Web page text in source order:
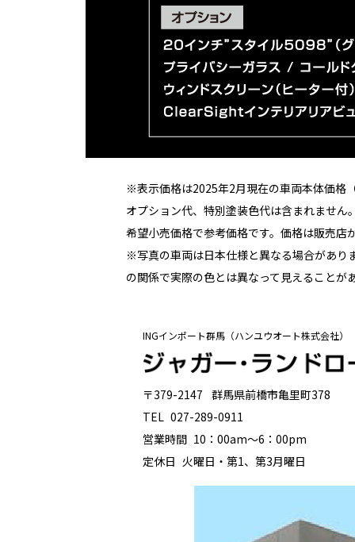
※表示価格は2025年2月現在の車両本体価格
オプション代、特別塗装色代は含まれませ
希望小売価格で参考価格です。価格は販売
※写真の車両は日本仕様と異なる場合があり
の関係で実際の色とは異なって見えること
INGインポート群馬（ハンユウオート株式会社）
〒379-2147 群馬県前橋市亀里町378
TEL 027-289-0911
営業時間 10：00am〜6：00pm
定休日 火曜日・第1、第3月曜日